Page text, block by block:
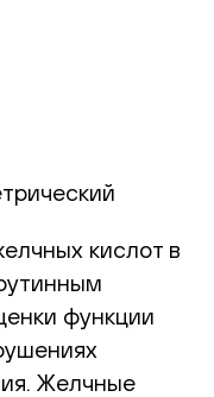
кислот в
функции
Желчные